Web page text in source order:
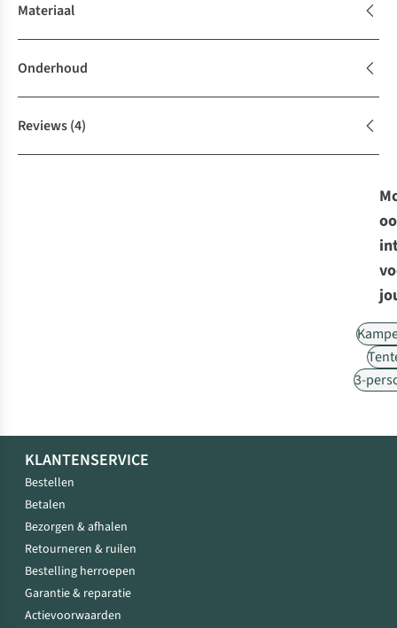
Materiaal
Onderhoud
Reviews(4)
3-
KLANTENSERVICE
Bestellen
Betalen
Bezorgen & afhalen
Retourneren & ruilen
Bestelling herroepen
Garantie & reparatie
Actievoorwaarden